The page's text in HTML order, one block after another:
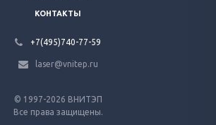
© 1997-2026 ВНИТЭП
Все права защищены.
КОНТАКТЫ
+7(495)740-77-59
laser@vnitep.ru